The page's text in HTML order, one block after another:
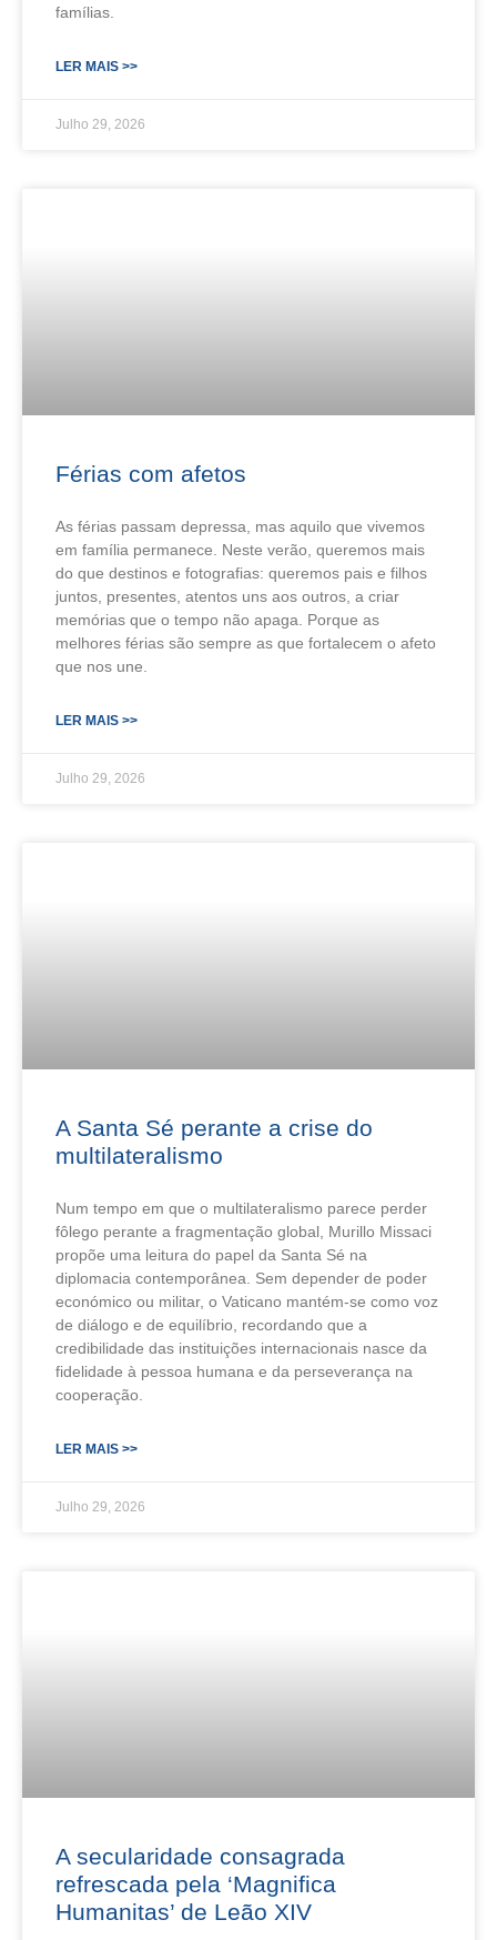
famílias.
LER MAIS >>
Julho 29, 2026
Férias com afetos
As férias passam depressa, mas aquilo que vivemos
em família permanece. Neste verão, queremos mais
do que destinos e fotografias: queremos pais e filhos
juntos, presentes, atentos uns aos outros, a criar
memórias que o tempo não apaga. Porque as
melhores férias são sempre as que fortalecem o afeto
que nos une.
LER MAIS >>
Julho 29, 2026
A Santa Sé perante a crise do
multilateralismo
Num tempo em que o multilateralismo parece perder
fôlego perante a fragmentação global, Murillo Missaci
propõe uma leitura do papel da Santa Sé na
diplomacia contemporânea. Sem depender de poder
económico ou militar, o Vaticano mantém-se como voz
de diálogo e de equilíbrio, recordando que a
credibilidade das instituições internacionais nasce da
fidelidade à pessoa humana e da perseverança na
cooperação.
LER MAIS >>
Julho 29, 2026
A secularidade consagrada
refrescada pela ‘Magnifica
Humanitas’ de Leão XIV